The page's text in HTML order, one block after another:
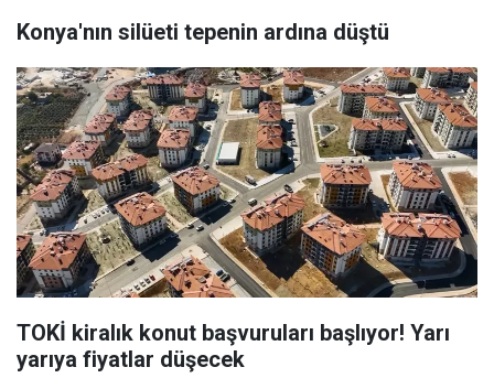
Konya'nın silüeti tepenin ardına düştü
TOKİ kiralık konut başvuruları başlıyor! Yarı
yarıya fiyatlar düşecek